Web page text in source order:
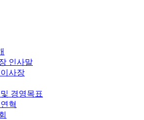
인사말
사장
경영목표
혁